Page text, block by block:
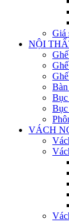
Giá
NỘI
Bục
VÁCH